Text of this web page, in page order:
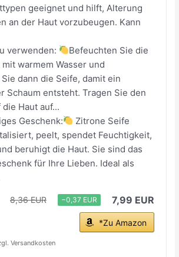
geeignet und hilft, Alterung
an der Haut vorzubeugen. Kann
verwenden:
Befeuchten Sie die
warmem Wasser und
dann die Seife, damit ein
Schaum entsteht. Tragen Sie den
Haut auf...
Geschenk:
Zitrone Seife
peelt, spendet Feuchtigkeit,
beruhigt die Haut. Sie sind das
für Ihre Lieben. Ideal als
8,36 EUR −0,37 EUR 7,99 EUR
*Zu Amazon
Versandkosten